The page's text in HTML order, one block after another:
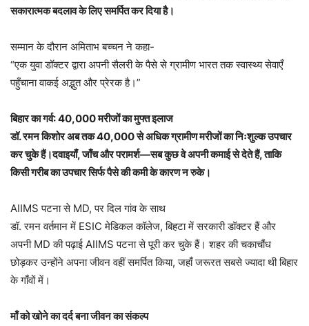
सकारात्मक बदलाव के लिए समर्पित कर दिया है।
सम्मान के दौरान अमिताभ बच्चन ने कहा-
“एक युवा डॉक्टर द्वारा अपनी सैलरी के पैसे से ग्रामीण भारत तक स्वास्थ्य सेवाएँ
पहुँचाना वाकई अद्भुत और प्रेरक है।”
बिहार का गर्व: 40,000 मरीजों का मुफ्त इलाज
डॉ. रमन किशोर अब तक 40,000 से अधिक ग्रामीण मरीजों का निःशुल्क उपचार
कर चुके हैं।दवाइयाँ, जाँच और परामर्श—सब कुछ वे अपनी कमाई से देते हैं, ताकि
किसी गरीब का उपचार सिर्फ पैसे की कमी के कारण न रुके।
AIIMS पटना से MD, पर दिल गांव के साथ
डॉ. रमन वर्तमान में ESIC मेडिकल कॉलेज, बिहटा में सरकारी डॉक्टर हैं और
अपनी MD की पढ़ाई AIIMS पटना से पूरी कर चुके हैं। शहर की चकाचौंध
छोड़कर उन्होंने अपना जीवन वहीं समर्पित किया, जहाँ जरूरत सबसे ज्यादा थी बिहार
के गाँवों में।
माँ को खोने का दर्द बना जीवन का संकल्प